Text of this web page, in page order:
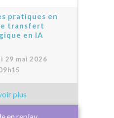
pratiques en
transfert
en IA
29 mai 2026